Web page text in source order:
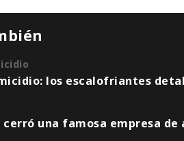
los escalofriantes
cerró una famosa empresa